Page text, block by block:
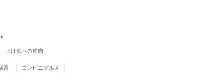
>
上げ底への皮肉
題 コンビニグルメ